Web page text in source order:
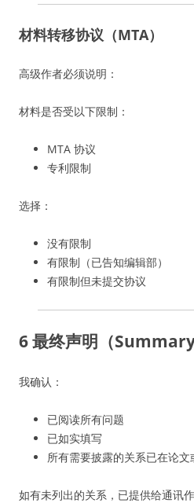
材料转移协议（MTA）
高级作者必须说明：
材料是否受以下限制：
MTA 协议
专利限制
选择：
没有限制
有限制（已告知编辑部）
有限制但未提交协议
6 最终声明（
我确认：
已阅读所有问题
已如实填写
所有需要披露的关系已在论文
如有未列出的关系，已提供给通讯作